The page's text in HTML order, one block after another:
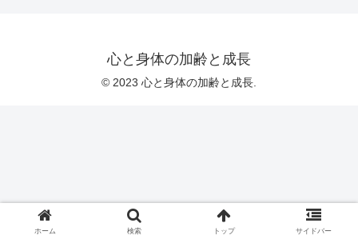
心と身体の加齢と成長
© 2023 心と身体の加齢と成長.
ホーム 検索 トップ サイドバー